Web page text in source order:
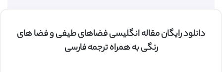
دانلود رایگان مقاله انگلیسی فضاهای طیفی و فضا های
رنگی به همراه ترجمه فارسی